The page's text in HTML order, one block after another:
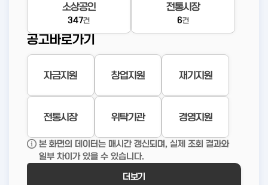
소상공인
347건
전통시장
6건
공고바로가기
자금지원 창업지원 재기지원
전통시장 위탁기관 경영지원
본 화면의 데이터는 매시간 갱신되며, 실제 조회 결과와
일부 차이가 있을 수 있습니다.
더보기